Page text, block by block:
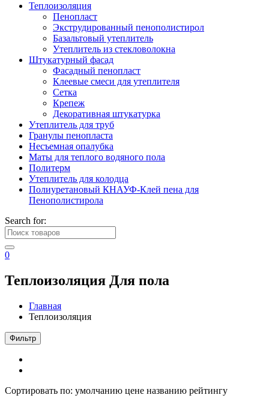
Теплоизоляция
Пенопласт
Экструдированный пенополистирол
Базальтовый утеплитель
Утеплитель из стекловолокна
Штукатурный фасад
Фасадный пенопласт
Клеевые смеси для утеплителя
Сетка
Крепеж
Декоративная штукатурка
Утеплитель для труб
Гранулы пенопласта
Несъемная опалубка
Маты для теплого водяного пола
Политерм
Утеплитель для колодца
Полиуретановый КНАУФ-Клей пена для
Пенополистирола
Search for:
0
Теплоизоляция Для пола
Главная
Теплоизоляция
Фильтр
Сортировать по: умолчанию цене названию рейтингу